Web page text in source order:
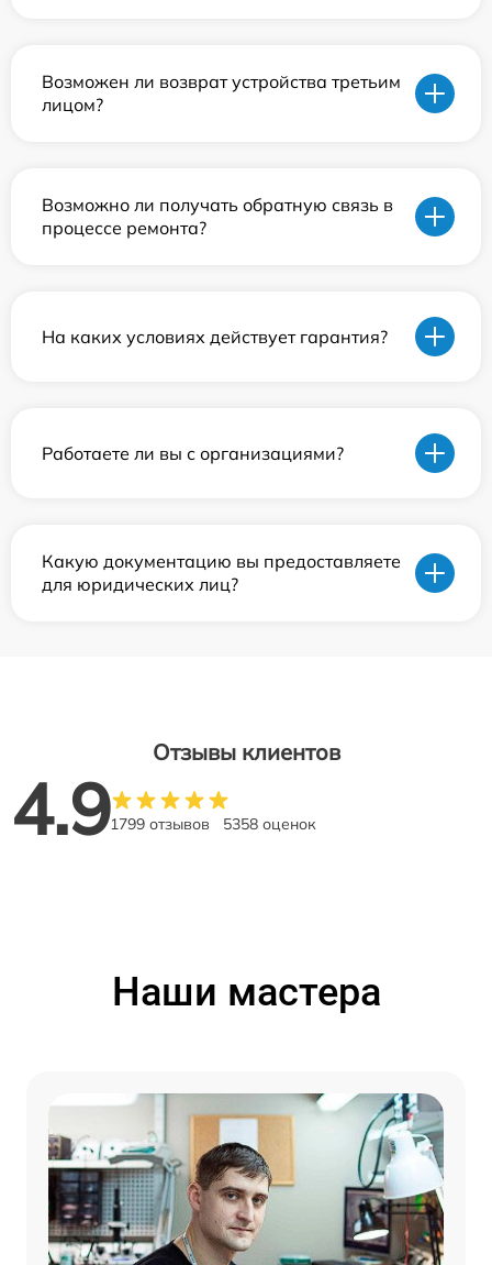
Возможен ли возврат устройства третьим
лицом?
Возможно ли получать обратную связь в
процессе ремонта?
На каких условиях действует гарантия?
Работаете ли вы с организациями?
Какую документацию вы предоставляете
для юридических лиц?
Отзывы клиентов
4.91799 отзывов 5358 оценок
Наши мастера